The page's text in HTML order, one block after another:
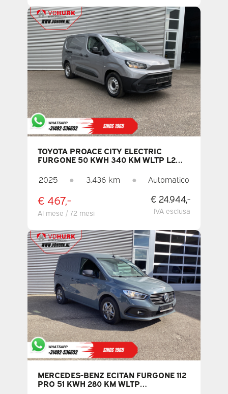
TOYOTA PROACE CITY ELECTRIC
FURGONE 50 KWH 340 KM WLTP L2
RISCALDAMENTO AUTONOMO / SEDILI
RISCALDATI / VOLANTE RISCALDATO /
CARPLAY / TELECAMERA / PDC /
CRUISE CONTROL / ARIA
CONDIZIONATA
2025 ● 3.436 km ● Automatico
€ 467,-
Al mese / 72 mesi
€ 24.944,-
IVA esclusa
MERCEDES-BENZ ECITAN FURGONE 112
PRO 51 KWH 280 KM WLTP